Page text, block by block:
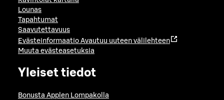
Lounas
Tapahtumat
Saavutettavuus
Evästeinformaatio Avautuu uuteen välilehteen
Muuta evästeasetuksia
Yleiset tiedot
Bonusta Applen Lompakolla